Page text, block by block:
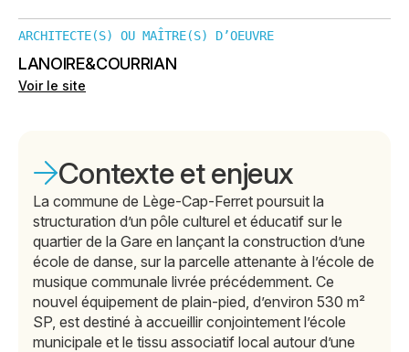
ARCHITECTE(S) OU MAÎTRE(S) D’OEUVRE
LANOIRE&COURRIAN
Voir le site
Contexte et enjeux
La commune de Lège-Cap-Ferret poursuit la
structuration d’un pôle culturel et éducatif sur le
quartier de la Gare en lançant la construction d’une
école de danse, sur la parcelle attenante à l’école de
musique communale livrée précédemment. Ce
nouvel équipement de plain-pied, d’environ 530 m²
SP, est destiné à accueillir conjointement l’école
municipale et le tissu associatif local autour d’une